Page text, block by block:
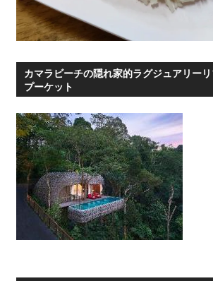
カマラビーチの隠れ家的ラグジュアリー
プーケット